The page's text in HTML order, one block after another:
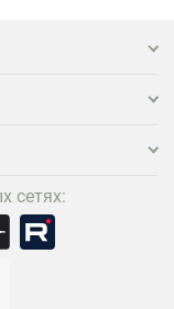
сетях: